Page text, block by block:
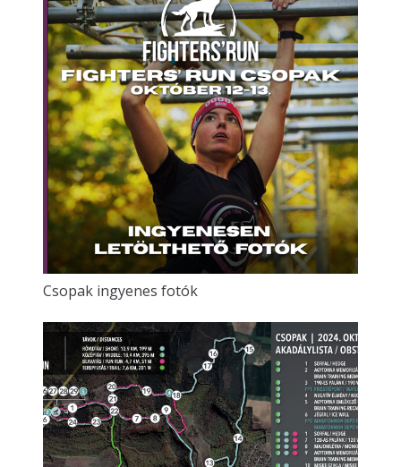
Csopak ingyenes fotók